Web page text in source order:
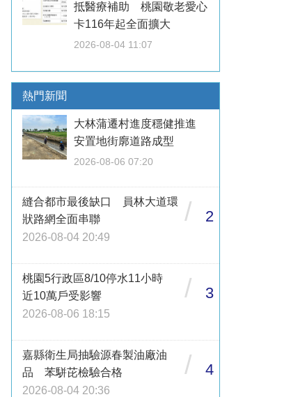
抵醫療補助 桃園敬老愛心
卡116年起全面擴大
2026-08-04 11:07
熱門新聞
大林蒲遷村進度穩健推進
安置地街廓道路成型
2026-08-06 07:20
縫合都市最後缺口 員林大道環
狀路網全面串聯
2026-08-04 20:49
/ 2
桃園5行政區8/10停水11小時
近10萬戶受影響
2026-08-06 18:15
/ 3
嘉縣衛生局抽驗源春製油廠油
品 苯駢芘檢驗合格
2026-08-04 20:36
/ 4